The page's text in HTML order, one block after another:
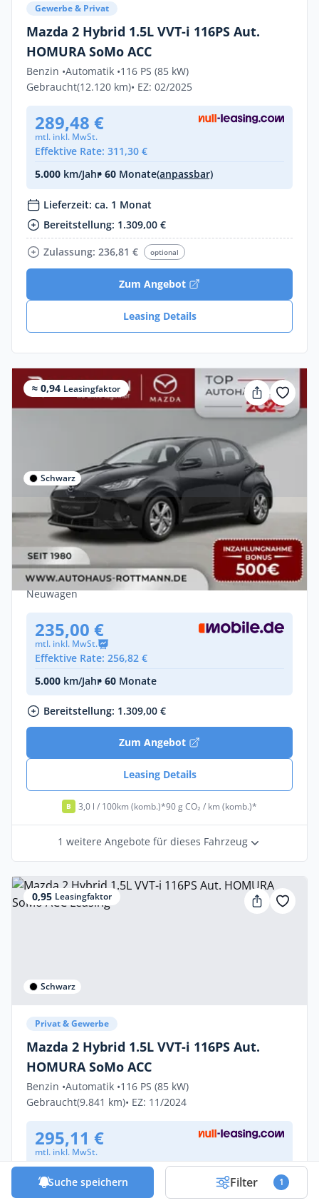
Suche speichern Filter 1
Gewerbe & Privat
Mazda 2 Hybrid 1.5L VVT-i 116PS Aut.
HOMURA SoMo ACC
Benzin •Automatik •116 PS (85 kW)
Gebraucht(12.120 km)• EZ: 02/2025
289,48 €
mtl. inkl. MwSt.
Effektive Rate: 311,30 €
5.000 km/Jahr• 60 Monate(anpassbar)
Lieferzeit: ca. 1 Monat
Bereitstellung: 1.309,00 €
Zulassung: 236,81 €
optional
Zum Angebot
Leasing Details
≈ 0,94 Leasingfaktor
Schwarz
Gewerbe & Privat
Mazda 2 Hybrid 2026 1.5L VVT-i Aut.
EXCLUSIVE-Line
Benzin •Automatik •116 PS (85 kW)
Neuwagen
235,00 €
mtl. inkl. MwSt.
Effektive Rate: 256,82 €
5.000 km/Jahr• 60 Monate
Bereitstellung: 1.309,00 €
Zum Angebot
Leasing Details
B 3,0 l / 100km (komb.)*90 g CO₂ / km (komb.)*
1 weitere Angebote für dieses Fahrzeug
0,95 Leasingfaktor
Schwarz
Privat & Gewerbe
Mazda 2 Hybrid 1.5L VVT-i 116PS Aut.
HOMURA SoMo ACC
Benzin •Automatik •116 PS (85 kW)
Gebraucht(9.841 km)• EZ: 11/2024
295,11 €
mtl. inkl. MwSt.
Effektive Rate: 316,93 €
5.000km/Jahr• 60Monate